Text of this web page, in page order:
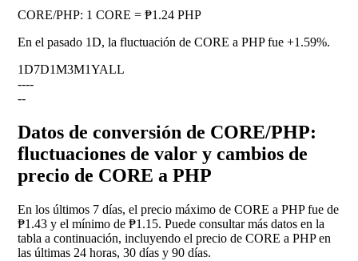
CORE/PHP: 1 CORE = ₱1.24 PHP
En el pasado 1D, la fluctuación de CORE a PHP fue +1.59%.
1D7D1M3M1YALL
----
--
Datos de conversión de CORE/PHP:
fluctuaciones de valor y cambios de
precio de CORE a PHP
En los últimos 7 días, el precio máximo de CORE a PHP fue de
₱1.43 y el mínimo de ₱1.15. Puede consultar más datos en la
tabla a continuación, incluyendo el precio de CORE a PHP en
las últimas 24 horas, 30 días y 90 días.